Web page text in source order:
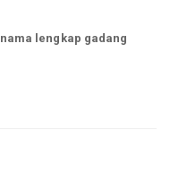
nama lengkap gadang